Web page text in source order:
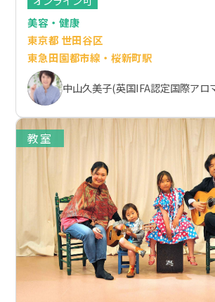
美容・健康
東京都 世田谷区
東急田園都市線・桜新町駅
中山久美子(英国IFA認定国際アロ
教室